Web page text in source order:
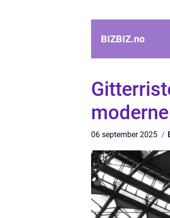
BIZBIZ.no
06 september 2025